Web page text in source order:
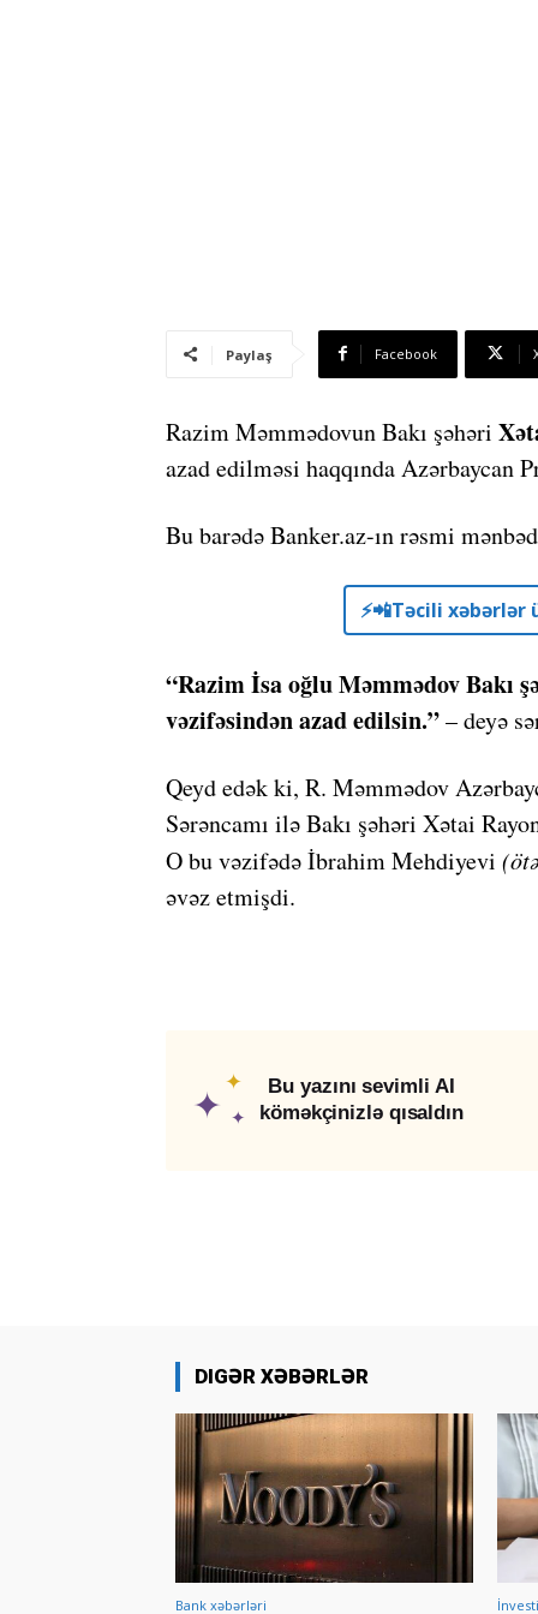
Paylaş Facebook
Razim Məmmədovun Bakı şəhəri
azad edilməsi haqqında Azərbaycan
Bu barədə Banker.az-ın rəsmi
⚡️📲Təcili
“Razim İsa oğlu Məmmədov Bakı
vəzifəsindən azad edilsin.”– deyə
Qeyd edək ki, R. Məmmədov
Sərəncamı ilə Bakı şəhəri Xətai
O bu vəzifədə İbrahim Mehdiyevi
əvəz etmişdi.
✦
✦
✦
Bu yazını sevimli AI
köməkçinizlə qısaldın
DIGƏR XƏBƏRLƏR
Bank xəbərləri